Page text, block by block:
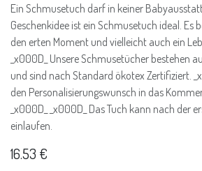
Ein Schmusetuch darf in keiner
Geschenkidee ist ein Schmusetuch ideal. Es
den erten Moment und vielleicht auch ein
_x000D_ Unsere Schmusetücher bestehen
und sind nach Standard ökotex Zertifiziert.
den Personalisierungswunsch in das
_x000D_ _x000D_ Das Tuch kann nach der
einlaufen.
16.53 €